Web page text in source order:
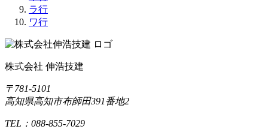
ラ行
ワ行
株式会社 伸浩技建
〒781-5101
高知県高知市布師田391番地2
TEL：088-855-7029